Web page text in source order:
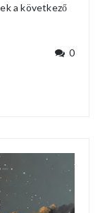
a következő
0